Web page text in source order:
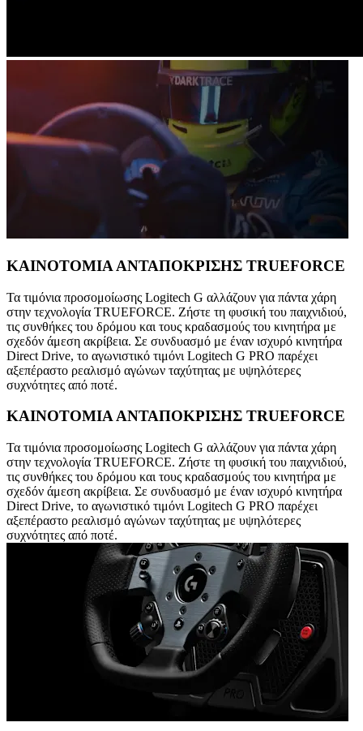
ΚΑΙΝΟΤΟΜΙΑ ΑΝΤΑΠΟΚΡΙΣΗΣ TRUEFORCE
Τα τιμόνια προσομοίωσης Logitech G αλλάζουν για πάντα χάρη
στην τεχνολογία TRUEFORCE. Ζήστε τη φυσική του παιχνιδιού,
τις συνθήκες του δρόμου και τους κραδασμούς του κινητήρα με
σχεδόν άμεση ακρίβεια. Σε συνδυασμό με έναν ισχυρό κινητήρα
Direct Drive, το αγωνιστικό τιμόνι Logitech G PRO παρέχει
αξεπέραστο ρεαλισμό αγώνων ταχύτητας με υψηλότερες
συχνότητες από ποτέ.
ΚΑΙΝΟΤΟΜΙΑ ΑΝΤΑΠΟΚΡΙΣΗΣ TRUEFORCE
Τα τιμόνια προσομοίωσης Logitech G αλλάζουν για πάντα χάρη
στην τεχνολογία TRUEFORCE. Ζήστε τη φυσική του παιχνιδιού,
τις συνθήκες του δρόμου και τους κραδασμούς του κινητήρα με
σχεδόν άμεση ακρίβεια. Σε συνδυασμό με έναν ισχυρό κινητήρα
Direct Drive, το αγωνιστικό τιμόνι Logitech G PRO παρέχει
αξεπέραστο ρεαλισμό αγώνων ταχύτητας με υψηλότερες
συχνότητες από ποτέ.